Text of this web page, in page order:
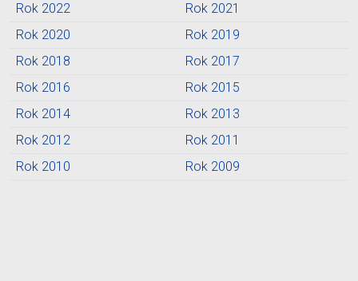
Rok 2022
Rok 2021
Rok 2020
Rok 2019
Rok 2018
Rok 2017
Rok 2016
Rok 2015
Rok 2014
Rok 2013
Rok 2012
Rok 2011
Rok 2010
Rok 2009